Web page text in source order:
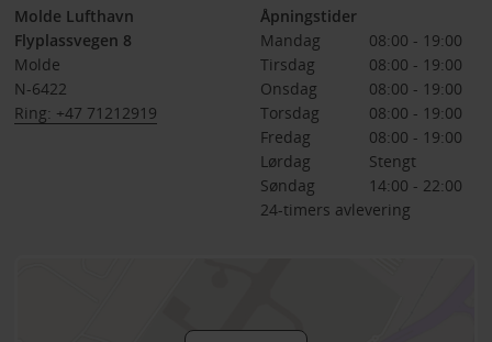
Molde Lufthavn
Flyplassvegen 8
Molde
N-6422
Ring: +47 71212919
Åpningstider
Mandag
08:00 - 19:00
Tirsdag
08:00 - 19:00
Onsdag
08:00 - 19:00
Torsdag
08:00 - 19:00
Fredag
08:00 - 19:00
Lørdag
Stengt
Søndag
14:00 - 22:00
24-timers avlevering